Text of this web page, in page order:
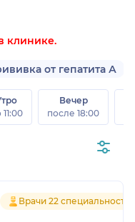
клинике.
от гепатита А
11:00
Вечер
после 18:00
Врачи 22